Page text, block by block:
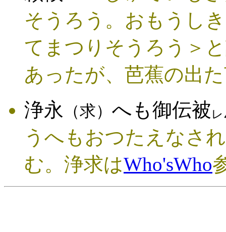
そうろう。おもうし
てまつりそうろう＞
あったが、芭蕉の出
浄永 （求） へも御伝被 レ
うへもおつたえなさ
む。浄求はWho'sWho